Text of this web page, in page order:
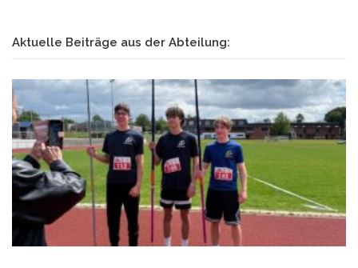
Aktuelle Beiträge aus der Abteilung: